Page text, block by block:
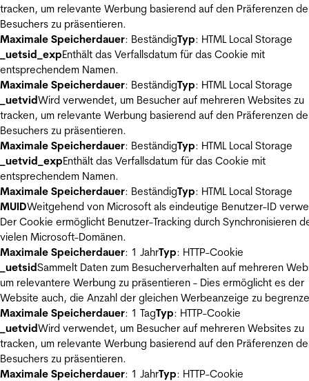
tracken, um relevante Werbung basierend auf den Präferenzen
Besuchers zu präsentieren.
Maximale Speicherdauer: BeständigTyp: HTML Local Storage
_uetsid_expEnthält das Verfallsdatum für das Cookie mit
entsprechendem Namen.
Maximale Speicherdauer: BeständigTyp: HTML Local Storage
_uetvidWird verwendet, um Besucher auf mehreren Websites zu
tracken, um relevante Werbung basierend auf den Präferenzen
Besuchers zu präsentieren.
Maximale Speicherdauer: BeständigTyp: HTML Local Storage
_uetvid_expEnthält das Verfallsdatum für das Cookie mit
entsprechendem Namen.
Maximale Speicherdauer: BeständigTyp: HTML Local Storage
MUIDWeitgehend von Microsoft als eindeutige Benutzer-ID
Der Cookie ermöglicht Benutzer-Tracking durch Synchronisieren
vielen Microsoft-Domänen.
Maximale Speicherdauer: 1 JahrTyp: HTTP-Cookie
_uetsidSammelt Daten zum Besucherverhalten auf mehreren
um relevantere Werbung zu präsentieren - Dies ermöglicht es der
Website auch, die Anzahl der gleichen Werbeanzeige zu
Maximale Speicherdauer: 1 TagTyp: HTTP-Cookie
_uetvidWird verwendet, um Besucher auf mehreren Websites zu
tracken, um relevante Werbung basierend auf den Präferenzen
Besuchers zu präsentieren.
Maximale Speicherdauer: 1 JahrTyp: HTTP-Cookie